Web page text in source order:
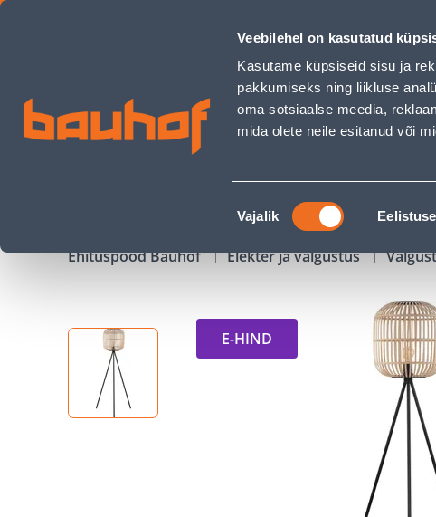
Veebilehel on kasutatud
Kasutame küpsiseid sisu ja
pakkumiseks ning liikluse
oma sotsiaalse meedia,
mida olete neile esitanud või
Nõusoleku
valik
Vajalik
PÕRANDALAMP EGLO BORDESLEY 1X28W E27 MUST/PUIT -
Äriklienditeenindus Klienditeenindus
KAMPAANIAD
Ehituspood Bauhof Elekter ja valgustus
E-HIND